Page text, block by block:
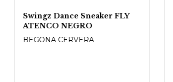
Swingz Dance Sneaker FLY
ATENCO NEGRO
BEGONA CERVERA